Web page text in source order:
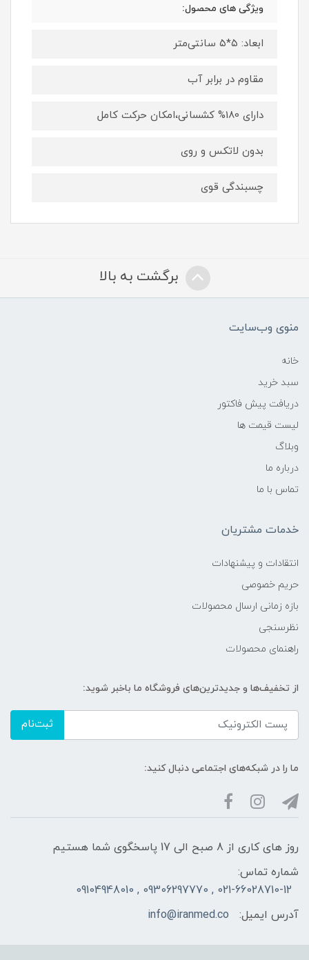
ویژگی های محصول:
ابعاد: ۵*۵ سانتی‌متر
مقاوم در برابر آب
دارای 180% کشسانی،امکان حرکت کامل
بدون لاتکس و روی
چسبندگی قوی
برگشت به بالا
منوی وب‌سایت
خانه
سبد خرید
دریافت پیش فاکتور
لیست قیمت ها
وبلاگ
درباره ما
تماس با ما
خدمات مشتریان
انتقادات و پیشنهادات
حریم خصوصی
بازه زمانی ارسال محصولات
نظرسنجی
راهنمای محصولات
از تخفیف‌ها و جدیدترین‌های فروشگاه ما باخبر شوید:
ثبت‌نام
ما را در شبکه‌های اجتماعی دنبال کنید:
روز های کاری از 8 صبح الی 17 پاسخگوی شما هستیم
شماره تماس:
021-66028710-12 , 09306297770 , 09104948010
آدرس ایمیل:
info@iranmed.co